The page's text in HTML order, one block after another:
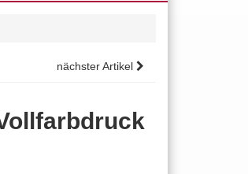
nächster Artikel